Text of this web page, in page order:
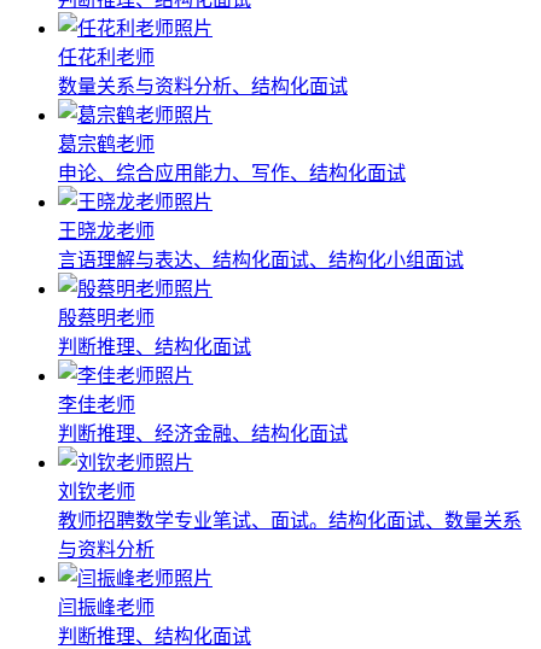
任花利老师
数量关系与资料分析、结构化面试
葛宗鹤老师
申论、综合应用能力、写作、结构化面试
王晓龙老师
言语理解与表达、结构化面试、结构化小组面试
殷蔡明老师
判断推理、结构化面试
李佳老师
判断推理、经济金融、结构化面试
刘钦老师
教师招聘数学专业笔试、面试。结构化面试、数量关系
与资料分析
闫振峰老师
判断推理、结构化面试